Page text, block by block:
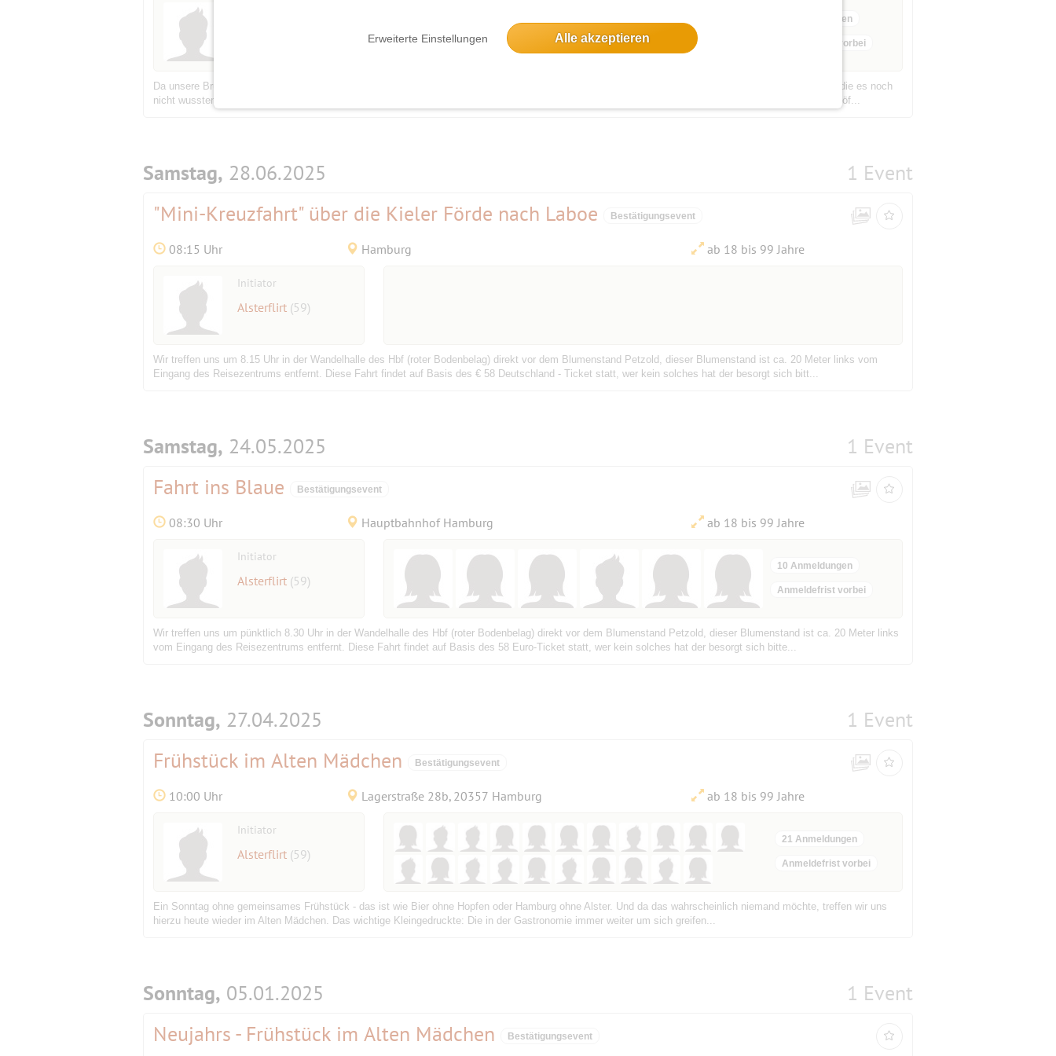
Erweiterte Einstellungen Alle akzeptieren
14 Anmeldungen
Anmeldefrist vorbei
Da unsere Brunch-Stammlokalität Altes Mädchen sich noch bis Anfang Oktober eine Sommerpause gönnt - heute als Ersatz Factory Hasselbrook. Für die es noch
nicht wussten: Die Factory Hasselbrook war mehr als 10 Monate aufgrund von Konzessionsentzug geschlossen und hat jetzt seit dem 17.06. wieder geöf...
Samstag, 28.06.2025
1 Event
"Mini-Kreuzfahrt" über die Kieler Förde nach Laboe
Bestätigungsevent
08:15 Uhr Hamburg ab 18 bis 99 Jahre
Initiator
Alsterflirt (59)
Wir treffen uns um 8.15 Uhr in der Wandelhalle des Hbf (roter Bodenbelag) direkt vor dem Blumenstand Petzold, dieser Blumenstand ist ca. 20 Meter links vom
Eingang des Reisezentrums entfernt. Diese Fahrt findet auf Basis des € 58 Deutschland - Ticket statt, wer kein solches hat der besorgt sich bitt...
Samstag, 24.05.2025
1 Event
Fahrt ins Blaue
Bestätigungsevent
08:30 Uhr Hauptbahnhof Hamburg ab 18 bis 99 Jahre
Initiator
Alsterflirt (59)
10 Anmeldungen
Anmeldefrist vorbei
Wir treffen uns um pünktlich 8.30 Uhr in der Wandelhalle des Hbf (roter Bodenbelag) direkt vor dem Blumenstand Petzold, dieser Blumenstand ist ca. 20 Meter links
vom Eingang des Reisezentrums entfernt. Diese Fahrt findet auf Basis des 58 Euro-Ticket statt, wer kein solches hat der besorgt sich bitte...
Sonntag, 27.04.2025
1 Event
Frühstück im Alten Mädchen
Bestätigungsevent
10:00 Uhr Lagerstraße 28b, 20357 Hamburg ab 18 bis 99 Jahre
Initiator
Alsterflirt (59)
21 Anmeldungen
Anmeldefrist vorbei
Ein Sonntag ohne gemeinsames Frühstück - das ist wie Bier ohne Hopfen oder Hamburg ohne Alster. Und da das wahrscheinlich niemand möchte, treffen wir uns
hierzu heute wieder im Alten Mädchen. Das wichtige Kleingedruckte: Die in der Gastronomie immer weiter um sich greifen...
Sonntag, 05.01.2025
1 Event
Neujahrs - Frühstück im Alten Mädchen
Bestätigungsevent